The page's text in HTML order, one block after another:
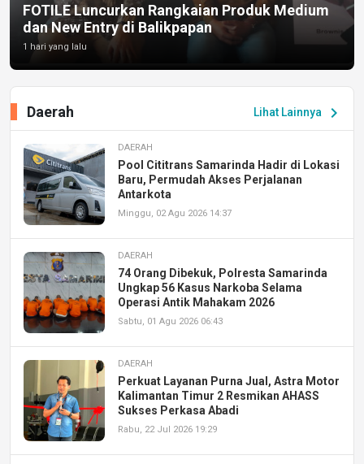
FOTILE Luncurkan Rangkaian Produk Medium
dan New Entry di Balikpapan
1 hari yang lalu
Lihat Lainnya chevron_right
Daerah
DAERAH
Pool Cititrans Samarinda Hadir di Lokasi
Baru, Permudah Akses Perjalanan
Antarkota
Minggu, 02 Agu 2026 14:37
DAERAH
74 Orang Dibekuk, Polresta Samarinda
Ungkap 56 Kasus Narkoba Selama
Operasi Antik Mahakam 2026
Sabtu, 01 Agu 2026 06:43
DAERAH
Perkuat Layanan Purna Jual, Astra Motor
Kalimantan Timur 2 Resmikan AHASS
Sukses Perkasa Abadi
Rabu, 22 Jul 2026 19:29